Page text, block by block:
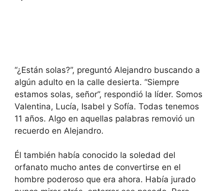
“¿Están solas?”, preguntó Alejandro buscando a
algún adulto en la calle desierta. “Siempre
estamos solas, señor”, respondió la líder. Somos
Valentina, Lucía, Isabel y Sofía. Todas tenemos
11 años. Algo en aquellas palabras removió un
recuerdo en Alejandro.
Él también había conocido la soledad del
orfanato mucho antes de convertirse en el
hombre poderoso que era ahora. Había jurado